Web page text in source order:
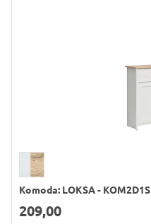
Komoda: LOKSA - KOM2D1S
209,00